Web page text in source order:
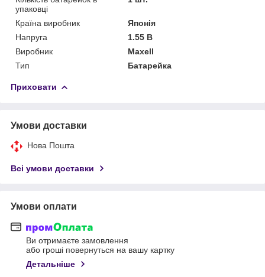
упаковці
Країна виробник
Японія
Напруга
1.55 В
Виробник
Maxell
Тип
Батарейка
Приховати
Умови доставки
Нова Пошта
Всі умови доставки
Умови оплати
Ви отримаєте замовлення
або гроші повернуться на вашу картку
Детальніше